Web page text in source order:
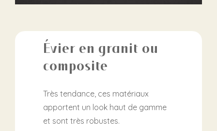
Évier en granit ou
composite
Très tendance, ces matériaux
apportent un look haut de gamme
et sont très robustes.